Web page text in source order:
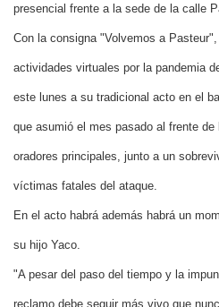
presencial frente a la sede de la calle
Con la consigna "Volvemos a
actividades virtuales por la pandemia
este lunes a su tradicional acto en el
que asumió el mes pasado al frente
oradores principales, junto a un
víctimas fatales del ataque.
En el acto habrá además habrá un
su hijo Yaco.
"A pesar del paso del tiempo y la
reclamo debe seguir más vivo que